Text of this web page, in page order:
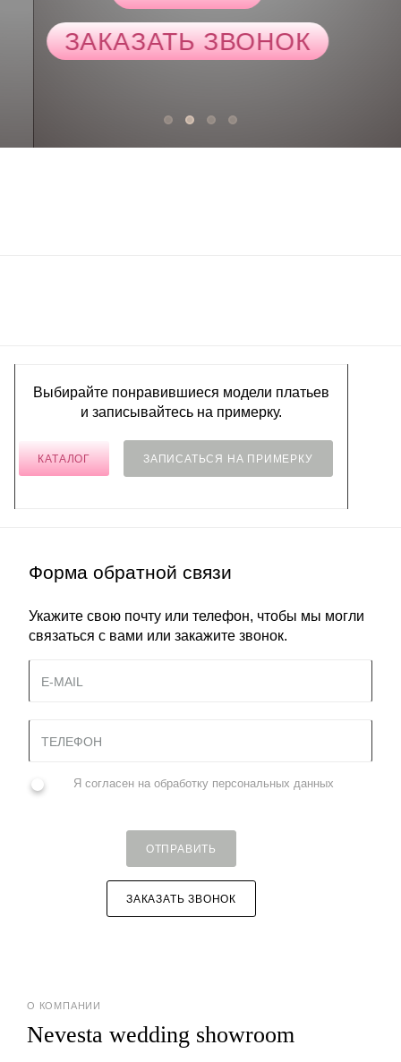
ЗАКАЗАТЬ
ЗАКАЗАТЬ ЗВОНОК
ЗАКАЗАТЬ ЗВОНОК
Выбирайте понравившиеся модели платьев
и записывайтесь на примерку.
КАТАЛОГ ЗАПИСАТЬСЯ НА ПРИМЕРКУ
Форма обратной связи
Укажите свою почту или телефон, чтобы мы могли
связаться с вами или закажите звонок.
Я согласен на обработку персональных данных
ОТПРАВИТЬ
ЗАКАЗАТЬ ЗВОНОК
О КОМПАНИИ
Nevesta wedding showroom